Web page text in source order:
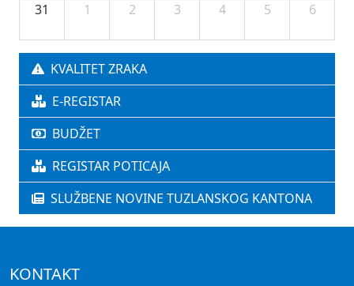
31 1 2 3 4 5 6
KVALITET ZRAKA
E-REGISTAR
BUDŽET
REGISTAR POTICAJA
SLUŽBENE NOVINE TUZLANSKOG KANTONA
KONTAKT